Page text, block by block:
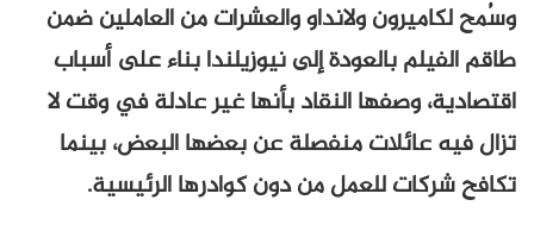
وسُمح لكاميرون ولانداو والعشرات من العاملين ضمن
طاقم الفيلم بالعودة إلى نيوزيلندا بناء على أسباب
اقتصادية، وصفها النقاد بأنها غير عادلة في وقت لا
تزال فيه عائلات منفصلة عن بعضها البعض، بينما
تكافح شركات للعمل من دون كوادرها الرئيسية.